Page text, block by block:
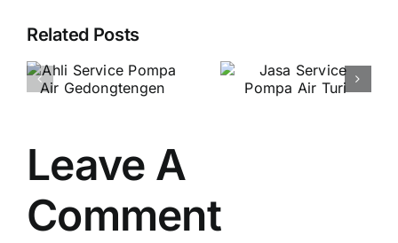
Related Posts
Jasa
Service
Jasa
Service
Leave A
Comment